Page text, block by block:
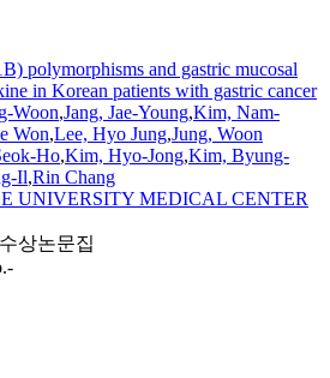
polymorphisms and gastric mucosal
in Korean patients with gastric cancer
Woon,Jang, Jae-Young,Kim, Nam-
Won,Lee, Hyo Jung,Jung, Woon
Ho,Kim, Hyo-Jong,Kim, Byung-
Il,Rin Chang
UNIVERSITY MEDICAL CENTER
상논문집